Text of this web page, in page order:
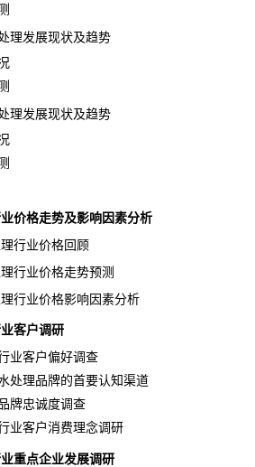
发展现状及趋势
发展现状及趋势
价格走势及影响因素分析
行业价格回顾
业价格走势预测
业价格影响因素分析
客户调研
客户偏好调查
品牌的首要认知渠道
牌忠诚度调查
户消费理念调研
重点企业发展调研